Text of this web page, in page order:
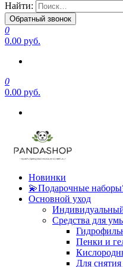
Найти:
Обратный звонок
0
0.00 руб.
0
0.00 руб.
Новинки
💫Подарочные
Основной уход
Средства для
Пенки и
Для